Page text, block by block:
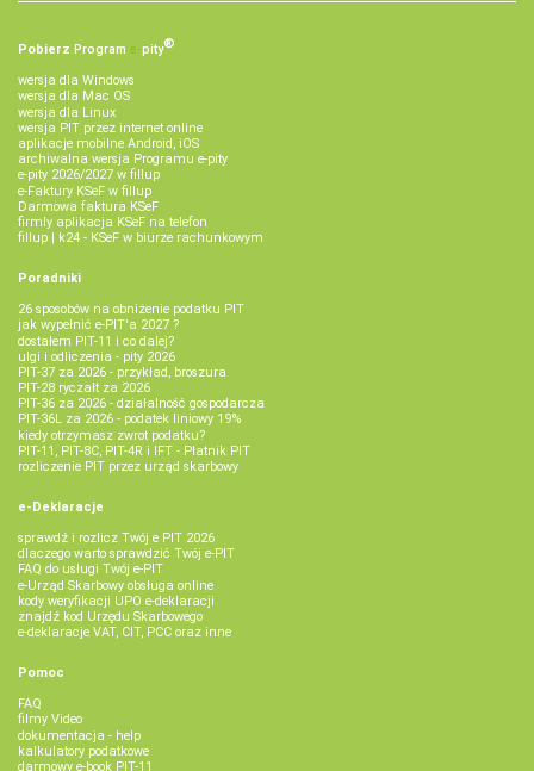
Pobierz Program e‑pity®
wersja dla Windows
wersja dla Mac OS
wersja dla Linux
wersja PIT przez internet online
aplikacje mobilne Android, iOS
archiwalna wersja Programu e-pity
e-pity 2026/2027 w fillup
e‑Faktury KSeF w fillup
Darmowa faktura KSeF
firmly aplikacja KSeF na telefon
fillup | k24 - KSeF w biurze rachunkowym
Poradniki
26 sposobów na obniżenie podatku PIT
jak wypełnić e-PIT'a 2027 ?
dostałem PIT-11 i co dalej?
ulgi i odliczenia - pity 2026
PIT-37 za 2026 - przykład, broszura
PIT-28 ryczałt za 2026
PIT-36 za 2026 - działalność gospodarcza
PIT-36L za 2026 - podatek liniowy 19%
kiedy otrzymasz zwrot podatku?
PIT-11, PIT-8C, PIT-4R i IFT - Płatnik PIT
rozliczenie PIT przez urząd skarbowy
e-Deklaracje
sprawdź i rozlicz Twój e PIT 2026
dlaczego warto sprawdzić Twój e-PIT
FAQ do usługi Twój e-PIT
e-Urząd Skarbowy obsługa online
kody weryfikacji UPO e-deklaracji
znajdź kod Urzędu Skarbowego
e-deklaracje VAT, CIT, PCC oraz inne
Pomoc
FAQ
filmy Video
dokumentacja - help
kalkulatory podatkowe
darmowy e-book PIT-11